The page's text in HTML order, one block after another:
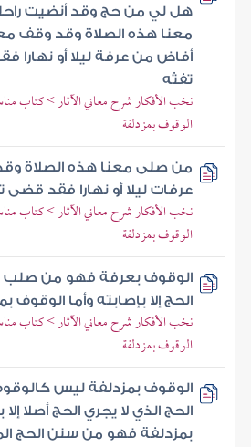
هل لي من حج وقد أنضيت
معنا هذه الصلاة وقد وقف
أفاض من عرفة ليلا أو
تفثه
نخب الأفكار شرح معاني الآثار > كتاب
الوقوف بمزدلفة
من صلى معنا هذه الصلاة
عرفات ليلا أو نهارا فقد
نخب الأفكار شرح معاني الآثار > كتاب
الوقوف بمزدلفة
الوقوف بعرفة فهو من صلب
الحج إلا بإصابته وأما
نخب الأفكار شرح معاني الآثار > كتاب
الوقوف بمزدلفة
الوقوف بمزدلفة ليس
الحج الذي لا يجري الحج أصلا
بمزدلفة فهو من سنن الحج